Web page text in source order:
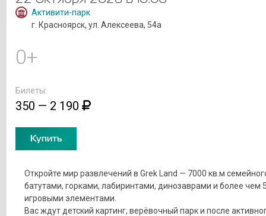
Активити-парк
г. Красноярск, ул. Алексеева, 54а
0+
Билеты:
350 — 2 190
Купить
Откройте мир развлечений в Grek Land — 7000 кв.м
батутами, горками, лабиринтами, динозаврами и более чем
игровыми элементами.
Вас ждут детский картинг, верёвочный парк и после